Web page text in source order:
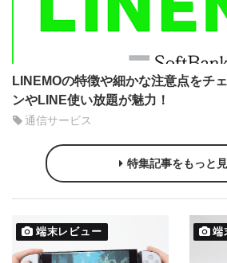
LINEMOの特徴や細かな注意点をチ
ンやLINE使い放題が魅力！
通信サービス
特集記事をもっと
端末レビュー 端